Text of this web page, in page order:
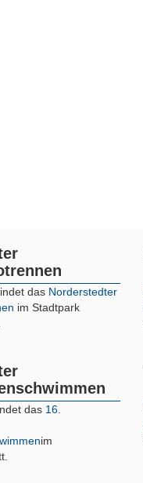
das Norderstedter
im Stadtpark
das 16.
im